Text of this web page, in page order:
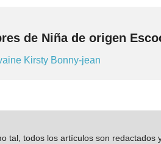
de Niña de origen
Kirsty Bonny-jean
tal, todos los artículos son